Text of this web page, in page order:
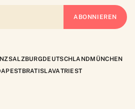
SALZBURGDEUTSCHLANDMÜNCHEN
BRATISLAVATRIEST